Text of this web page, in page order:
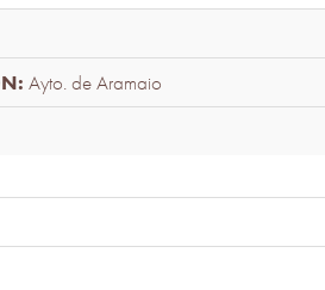
Ayto. de Aramaio